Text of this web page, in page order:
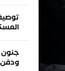
جنون
ودفن